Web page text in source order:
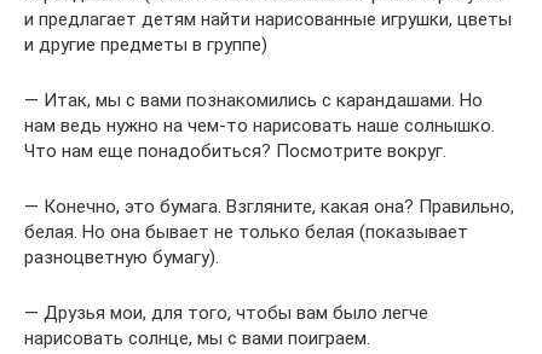
и предлагает детям найти нарисованные игрушки, цветы
и другие предметы в группе)
— Итак, мы с вами познакомились с карандашами. Но
нам ведь нужно на чем-то нарисовать наше солнышко.
Что нам еще понадобиться? Посмотрите вокруг.
— Конечно, это бумага. Взгляните, какая она? Правильно,
белая. Но она бывает не только белая (показывает
разноцветную бумагу).
— Друзья мои, для того, чтобы вам было легче
нарисовать солнце, мы с вами поиграем.